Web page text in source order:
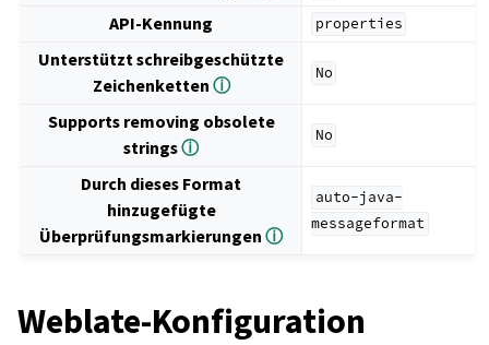
API-Kennung properties
Unterstützt schreibgeschützte
Zeichenkettenⓘ
No
Supports removing obsolete
stringsⓘ
No
Durch dieses Format
hinzugefügte
Überprüfungsmarkierungenⓘ
auto-java-
messageformat
Weblate-Konfiguration